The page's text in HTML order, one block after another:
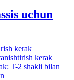
uchun
kerak
kerak
T-2 shakli bilan